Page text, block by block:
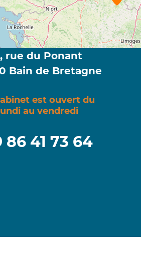
rue du Ponant
Bain de Bretagne
est ouvert du
lundi au vendredi
86 41 73 64